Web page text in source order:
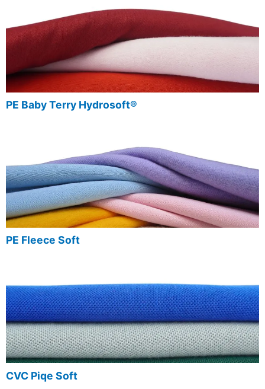
PE Baby Terry Hydrosoft®
PE Fleece Soft
CVC Piqe Soft